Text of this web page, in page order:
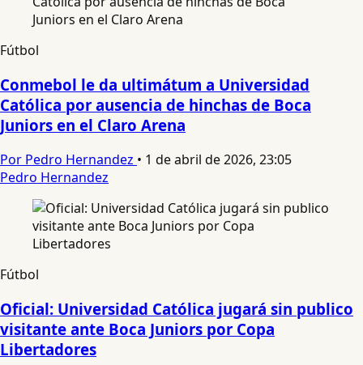
Fútbol
Conmebol le da ultimátum a Universidad
Católica por ausencia de hinchas de Boca
Juniors en el Claro Arena
Por Pedro Hernandez • 1 de abril de 2026, 23:05
Pedro Hernandez
Fútbol
Oficial: Universidad Católica jugará sin publico
visitante ante Boca Juniors por Copa
Libertadores